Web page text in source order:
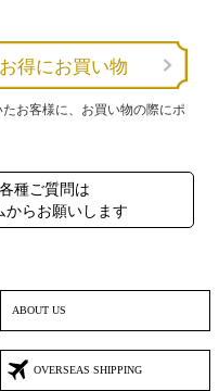
得にお買い物
お客様に、お買い物の際にポ
種ご質問は
からお願いします
ABOUT US
OVERSEAS SHIPPING